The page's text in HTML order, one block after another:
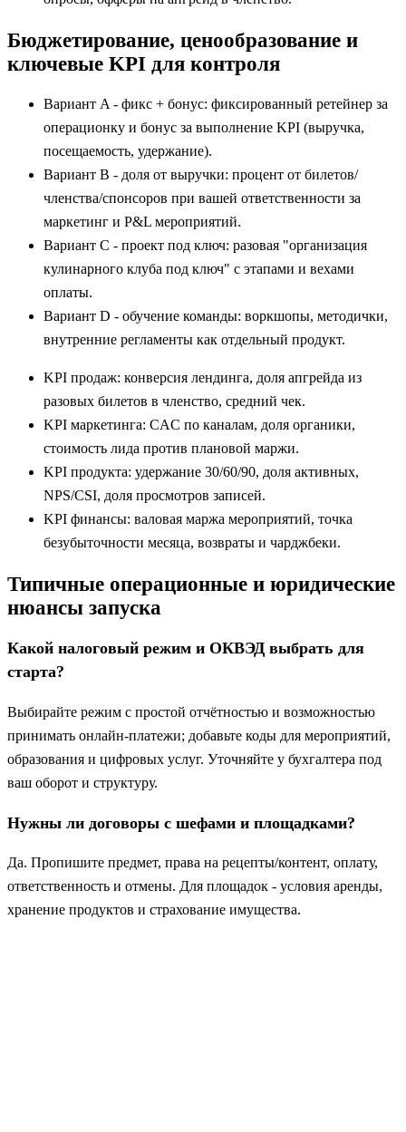
Бюджетирование, ценообразование и
ключевые KPI для контроля
Вариант A - фикс + бонус: фиксированный ретейнер за
операционку и бонус за выполнение KPI (выручка,
посещаемость, удержание).
Вариант B - доля от выручки: процент от билетов/
членства/спонсоров при вашей ответственности за
маркетинг и P&L мероприятий.
Вариант C - проект под ключ: разовая "организация
кулинарного клуба под ключ" с этапами и вехами
оплаты.
Вариант D - обучение команды: воркшопы, методички,
внутренние регламенты как отдельный продукт.
KPI продаж: конверсия лендинга, доля апгрейда из
разовых билетов в членство, средний чек.
KPI маркетинга: CAC по каналам, доля органики,
стоимость лида против плановой маржи.
KPI продукта: удержание 30/60/90, доля активных,
NPS/CSI, доля просмотров записей.
KPI финансы: валовая маржа мероприятий, точка
безубыточности месяца, возвраты и чарджбеки.
Типичные операционные и юридические
нюансы запуска
Какой налоговый режим и ОКВЭД выбрать для
старта?
Выбирайте режим с простой отчётностью и возможностью
принимать онлайн‑платежи; добавьте коды для мероприятий,
образования и цифровых услуг. Уточняйте у бухгалтера под
ваш оборот и структуру.
Нужны ли договоры с шефами и площадками?
Да. Пропишите предмет, права на рецепты/контент, оплату,
ответственность и отмены. Для площадок - условия аренды,
хранение продуктов и страхование имущества.